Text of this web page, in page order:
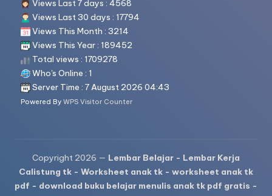
Views Last 7 days : 4568
Views Last 30 days : 17794
Views This Month : 3214
Views This Year : 189452
Total views : 1709278
Who's Online : 1
Server Time : 7 August 2026 04:43
Powered By WPS Visitor Counter
Copyright 2026 — Lembar Belajar - Lembar Kerja
Calistung tk - Worksheet anak tk - worksheet anak tk
pdf - download buku belajar menulis anak tk pdf gratis -